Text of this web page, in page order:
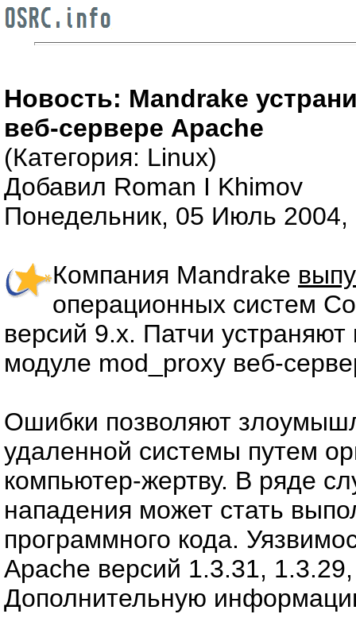
Новость: Mandrake
веб-сервере Apache
(Категория: Linux)
Добавил Roman I Khimov
Понедельник, 05 Июль 2004,
Компания Mandrake
операционных систем
версий 9.х. Патчи
модуле mod_proxy веб-
Ошибки позволяют
удаленной системы путем
компьютер-жертву. В ряде
нападения может стать
программного кода.
Apache версий 1.3.31,
Дополнительную